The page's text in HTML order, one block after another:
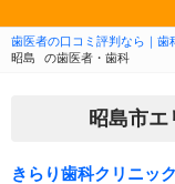
歯医者の口コミ評判なら｜歯
昭島
の歯医者・歯科
昭島市
きらり歯科クリニック